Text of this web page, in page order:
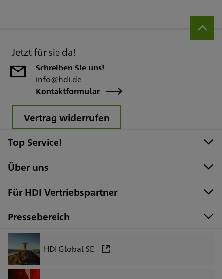
Jetzt für sie da!
Schreiben Sie uns!
info@hdi.de
Kontaktformular
Vertrag widerrufen
Top Service!
Über uns
Für HDI Vertriebspartner
Pressebereich
HDI Global SE